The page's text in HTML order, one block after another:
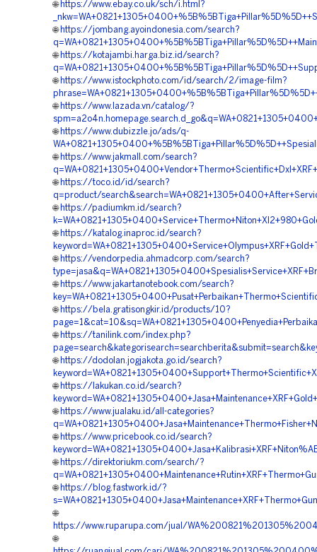
🌐 https://www.ebay.co.uk/sch/i.html?
🌐 https://jombang.ayoindonesia.com/search?
🌐 https://kotajambi.harga.biz.id/search?
🌐 https://www.istockphoto.com/id/search/2/image-film?
🌐 https://www.lazada.vn/catalog/?
🌐 https://www.dubizzle.jo/ads/q-
🌐 https://www.jakmall.com/search?
🌐 https://toco.id/id/search?
q=product/
🌐 https://padiumkm.id/search?
🌐 https://katalog.inaproc.id/search?
🌐 https://vendorpedia.ahmadcorp.com/search?
🌐 https://www.jakartanotebook.com/search?
🌐 https://bela.gratisongkir.id/products/10?
🌐 https://tanilink.com/index.php?
🌐 https://dodolan.jogjakota.go.id/search?
🌐 https://lakukan.co.id/search?
🌐 https://www.jualaku.id/all-categories?
🌐 https://www.pricebook.co.id/search?
🌐 https://direktoriukm.com/search/?
🌐 https://blog.fastwork.id/?
🌐
https://www.ruparupa.com/jual/
🌐